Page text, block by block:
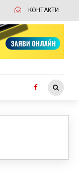
КОНТАКТИ